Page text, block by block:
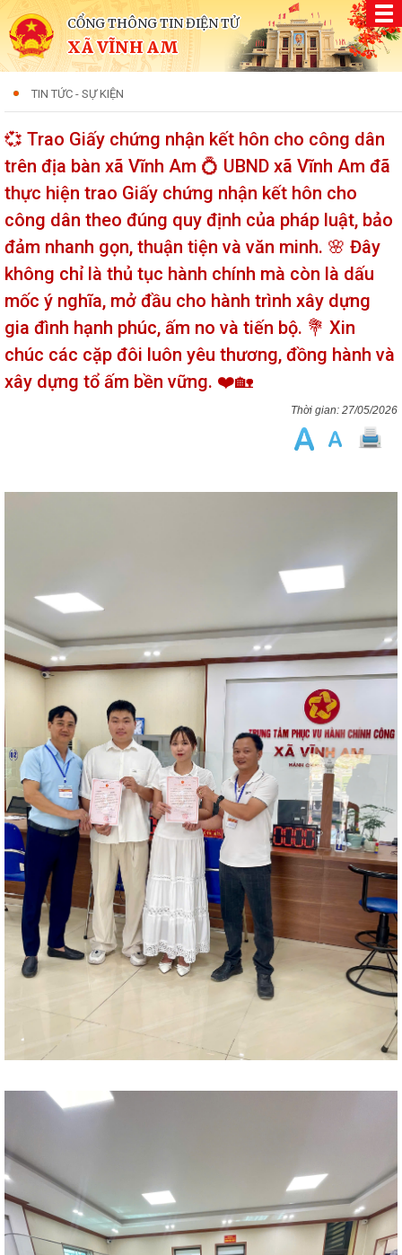
CỔNG THÔNG TIN ĐIỆN TỬ
XÃ VĨNH AM
TIN TỨC - SỰ KIỆN
💞 Trao Giấy chứng nhận kết hôn cho công dân
trên địa bàn xã Vĩnh Am 💍 UBND xã Vĩnh Am đã
thực hiện trao Giấy chứng nhận kết hôn cho
công dân theo đúng quy định của pháp luật, bảo
đảm nhanh gọn, thuận tiện và văn minh. 🌸 Đây
không chỉ là thủ tục hành chính mà còn là dấu
mốc ý nghĩa, mở đầu cho hành trình xây dựng
gia đình hạnh phúc, ấm no và tiến bộ. 💐 Xin
chúc các cặp đôi luôn yêu thương, đồng hành và
xây dựng tổ ấm bền vững. ❤️🏡
27/05/2026